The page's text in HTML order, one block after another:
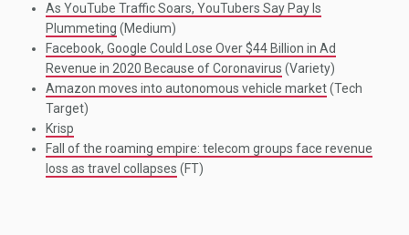
As YouTube Traffic Soars, YouTubers Say Pay Is
Plummeting (Medium)
Facebook, Google Could Lose Over $44 Billion in Ad
Revenue in 2020 Because of Coronavirus (Variety)
Amazon moves into autonomous vehicle market(Tech
Target)
Krisp
Fall of the roaming empire: telecom groups face revenue
loss as travel collapses (FT)